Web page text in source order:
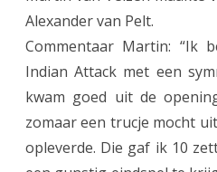
Alexander van Pelt.
Commentaar Martin: “Ik
Indian Attack met een
kwam goed uit de
zomaar een trucje mocht
opleverde. Die gaf ik 10